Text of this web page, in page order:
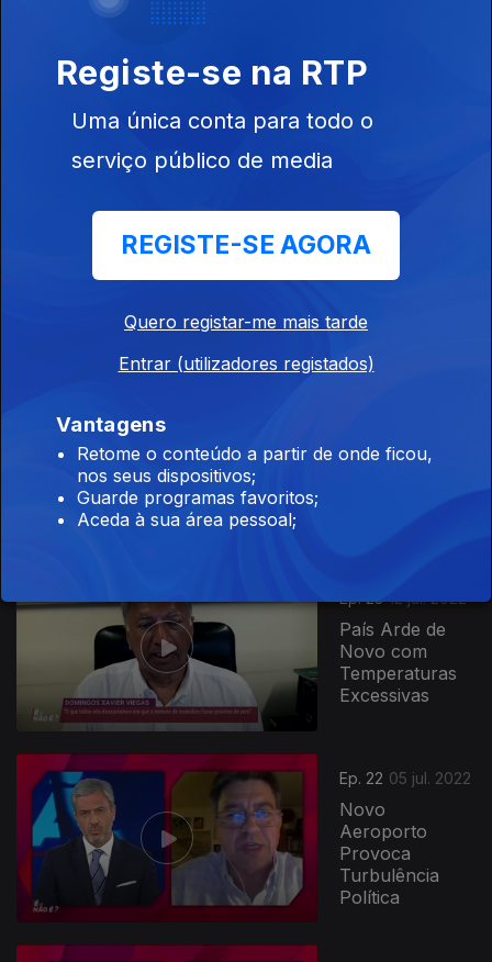
O Frio do
Próximo
Inverno
06 set. 2022
Como Pagar
Energia, Rendas
com a Inflação?
O Estado da
Ep. 23 12 jul. 2022
País Arde de
Novo com
Temperaturas
Excessivas
Ep. 22 05 jul. 2022
Novo
Aeroporto
Provoca
Turbulência
Política
Registe-se na RTP
Uma única conta para todo o
serviço público de media
REGISTE-SE AGORA
Quero registar-me mais tarde
Entrar (utilizadores registados)
Vantagens
Retome o conteúdo a partir de onde ficou,
nos seus dispositivos;
Guarde programas favoritos;
Aceda à sua área pessoal;